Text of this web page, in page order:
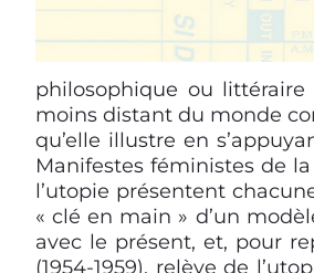
philosophique ou
moins distant du monde
qu’elle illustre en
Manifestes féministes de
l’utopie présentent
« clé en main » d’un
avec le présent, et, pour
(1954-1959), relève de